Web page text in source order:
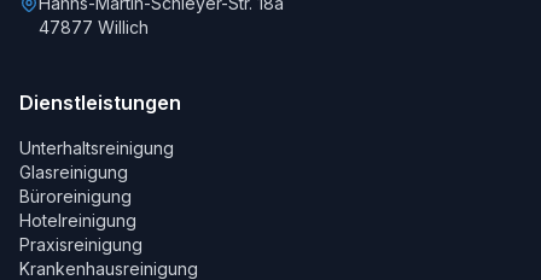
47877 Willich
Dienstleistungen
Unterhaltsreinigung
Glasreinigung
Büroreinigung
Hotelreinigung
Praxisreinigung
Krankenhausreinigung